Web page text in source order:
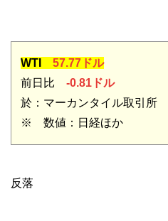
WTI 57.77ドル
前日比 -0.81ドル
於：マーカンタイル取引所
※ 数値：日経ほか
反落